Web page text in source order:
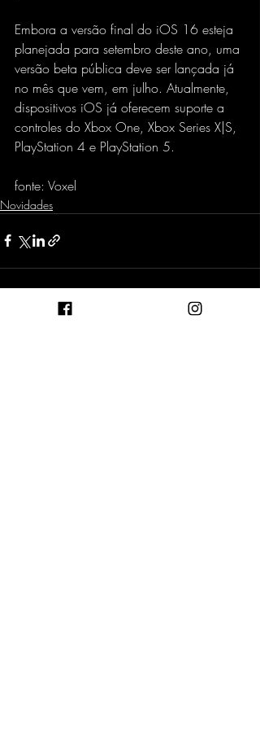
Embora a versão final do iOS 16 esteja
planejada para setembro deste ano, uma
versão beta pública deve ser lançada já
no mês que vem, em julho. Atualmente,
dispositivos iOS já oferecem suporte a
controles do Xbox One, Xbox Series X|S,
PlayStation 4 e PlayStation 5.
fonte: Voxel
Novidades